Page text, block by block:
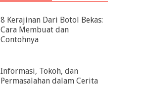
8 Kerajinan Dari Botol Bekas:
Cara Membuat dan
Contohnya
Informasi, Tokoh, dan
Permasalahan dalam Cerita